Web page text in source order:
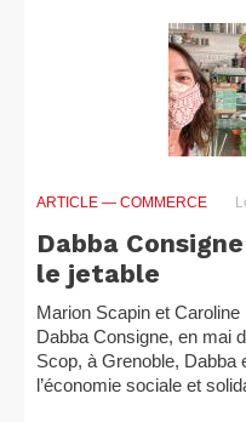
ARTICLE — COMMERCE
Dabba
le jetable
Marion Scapin et
Dabba Consigne, en mai
Scop, à Grenoble, Dabba
l’économie sociale et